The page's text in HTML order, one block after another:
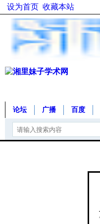
设为首页 收藏本站
论坛 广播 百度